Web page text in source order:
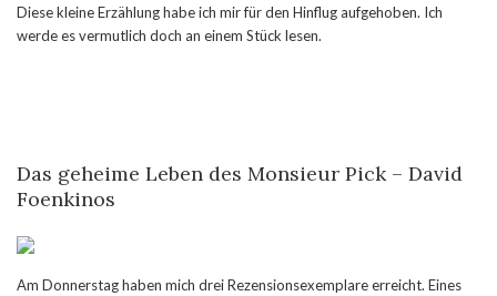
Diese kleine Erzählung habe ich mir für den Hinflug aufgehoben. Ich
werde es vermutlich doch an einem Stück lesen.
Das geheime Leben des Monsieur Pick – David
Foenkinos
Am Donnerstag haben mich drei Rezensionsexemplare erreicht. Eines